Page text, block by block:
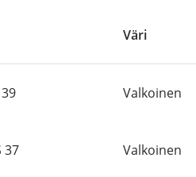
Väri
Valkoinen
37 Valkoinen